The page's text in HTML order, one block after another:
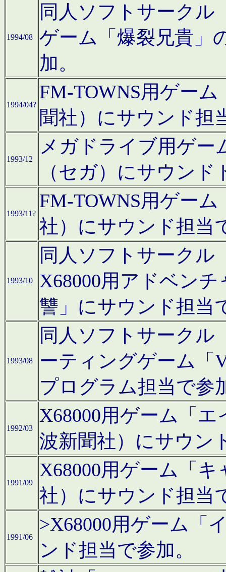
1994/08
同人ソフトサークル
ゲーム「爆裂兄貴」
加。
1994/04?
FM-TOWNS用ゲー
聞社）にサウンド担
1993/12
メガドライブ用ゲー
（セガ）にサウン
1993/11?
FM-TOWNS用ゲー
社）にサウンド担当
1993/10
同人ソフトサークル
X68000用アドベン
讐」にサウンド担当
1993/08
同人ソフトサークル
ーティングゲーム「
プログラム担当で参
1992/03
X68000用ゲーム「
波新聞社）にサウン
1991/09
X68000用ゲーム「
社）にサウンド担当
1991/06
>X68000用ゲーム「
ンド担当で参加。